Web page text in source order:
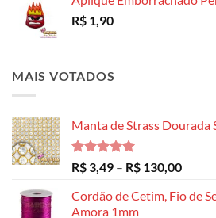
R$ 1,90
MAIS VOTADOS
Manta de Strass Dourada
Avaliação
5.00
de 5
R$ 3,49 – R$ 130,00Faixa
preço:
Cordão de Cetim, Fio de
Amora 1mm